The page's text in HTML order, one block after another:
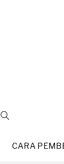
CARA